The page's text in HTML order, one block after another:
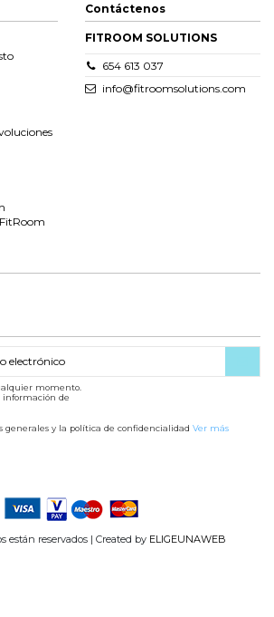
Contáctenos
FITROOM SOLUTIONS
654 613 037
info@fitroomsolutions.com
momento.
información de
generales y la política de confidencialidad Ver más
están reservados | Created by ELIGEUNAWEB